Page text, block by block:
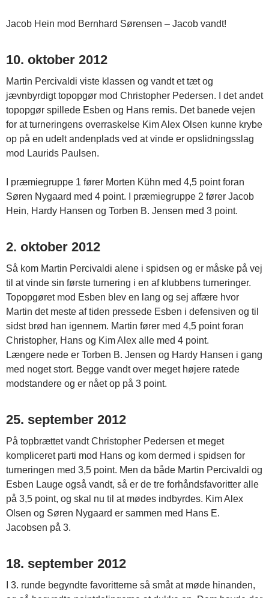
Jacob Hein mod Bernhard Sørensen – Jacob vandt!
10. oktober 2012
Martin Percivaldi viste klassen og vandt et tæt og
jævnbyrdigt topopgør mod Christopher Pedersen. I det andet
topopgør spillede Esben og Hans remis. Det banede vejen
for at turneringens overraskelse Kim Alex Olsen kunne krybe
op på en udelt andenplads ved at vinde er opslidningsslag
mod Laurids Paulsen.
I præmiegruppe 1 fører Morten Kühn med 4,5 point foran
Søren Nygaard med 4 point. I præmiegruppe 2 fører Jacob
Hein, Hardy Hansen og Torben B. Jensen med 3 point.
2. oktober 2012
Så kom Martin Percivaldi alene i spidsen og er måske på vej
til at vinde sin første turnering i en af klubbens turneringer.
Topopgøret mod Esben blev en lang og sej affære hvor
Martin det meste af tiden pressede Esben i defensiven og til
sidst brød han igennem. Martin fører med 4,5 point foran
Christopher, Hans og Kim Alex alle med 4 point.
Længere nede er Torben B. Jensen og Hardy Hansen i gang
med noget stort. Begge vandt over meget højere ratede
modstandere og er nået op på 3 point.
25. september 2012
På topbrættet vandt Christopher Pedersen et meget
kompliceret parti mod Hans og kom dermed i spidsen for
turneringen med 3,5 point. Men da både Martin Percivaldi og
Esben Lauge også vandt, så er de tre forhåndsfavoritter alle
på 3,5 point, og skal nu til at mødes indbyrdes. Kim Alex
Olsen og Søren Nygaard er sammen med Hans E.
Jacobsen på 3.
18. september 2012
I 3. runde begyndte favoritterne så småt at møde hinanden,